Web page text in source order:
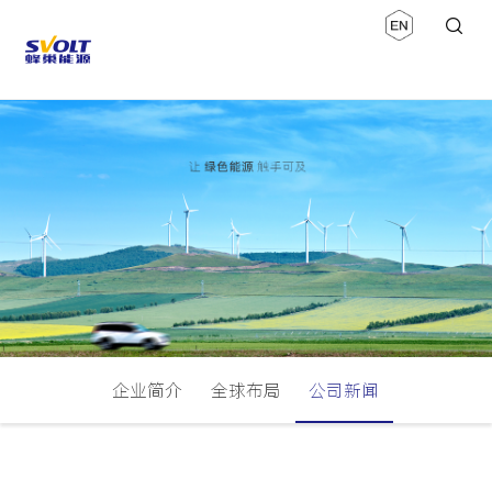
企业简介 全球布局 公司新闻